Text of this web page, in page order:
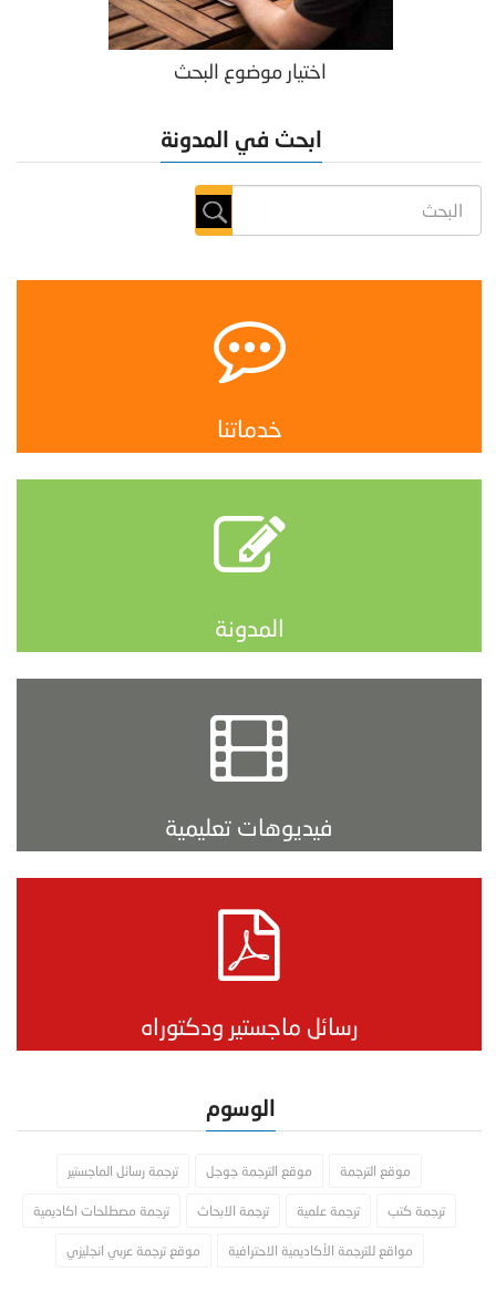
اختيار موضوع البحث
ابحث في المدونة
خدماتنا
المدونة
فيديوهات تعليمية
رسائل ماجستير ودكتوراه
الوسوم
موقع الترجمة موقع الترجمة جوجل ترجمة رسائل الماجستير
ترجمة كتب ترجمة علمية ترجمة الابحاث ترجمة مصطلحات اكاديمية
مواقع للترجمة الأكاديمية الاحترافية موقع ترجمة عربي انجليزي